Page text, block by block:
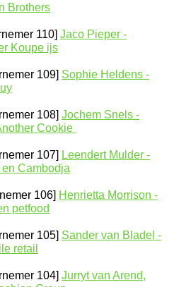
Brothers
110] Jaco Pieper -
Koupe ijs
109] Sophie Heldens -
108] Jochem Snels -
Cookie
107] Leendert Mulder -
Cambodja
106] Henrietta Morrison -
petfood
105] Sander van Bladel -
retail
104] Jurryt van Arend,